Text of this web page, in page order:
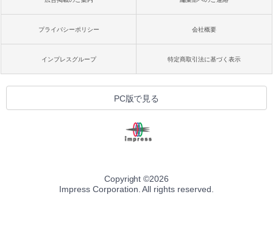
プライバシーポリシー 会社概要
インプレスグループ 特定商取引法に基づく表示
PC版で見る
Copyright ©2026
Impress Corporation. All rights reserved.